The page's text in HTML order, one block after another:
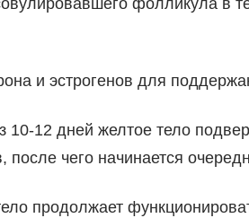
фолликула в
и эстрогенов для
10-12 дней желтое тело
чего начинается
продолжает